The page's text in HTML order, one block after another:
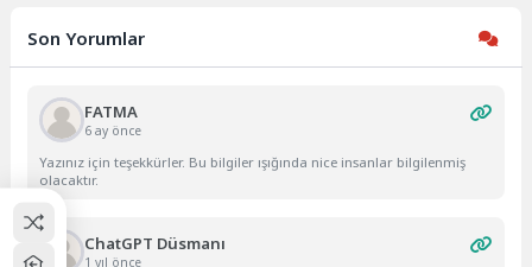
Son Yorumlar
FATMA
6 ay önce
Yazınız için teşekkürler. Bu bilgiler ışığında nice insanlar bilgilenmiş
olacaktır.
ChatGPT Düsmanı
1 yıl önce